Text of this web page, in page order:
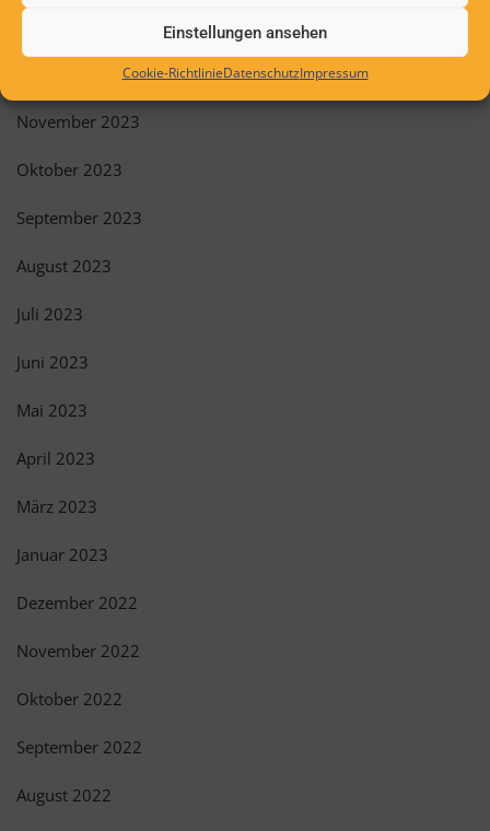
Einstellungen ansehen
Cookie-RichtlinieDatenschutzImpressum
Dezember 2023
November 2023
Oktober 2023
September 2023
August 2023
Juli 2023
Juni 2023
Mai 2023
April 2023
März 2023
Januar 2023
Dezember 2022
November 2022
Oktober 2022
September 2022
August 2022